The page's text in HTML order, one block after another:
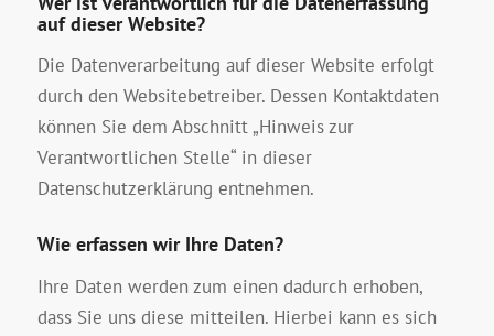
auf dieser Website?
Die Datenverarbeitung auf dieser Website erfolgt
durch den Websitebetreiber. Dessen Kontaktdaten
können Sie dem Abschnitt „Hinweis zur
Verantwortlichen Stelle“ in dieser
Datenschutzerklärung entnehmen.
Wie erfassen wir Ihre Daten?
Ihre Daten werden zum einen dadurch erhoben,
dass Sie uns diese mitteilen. Hierbei kann es sich